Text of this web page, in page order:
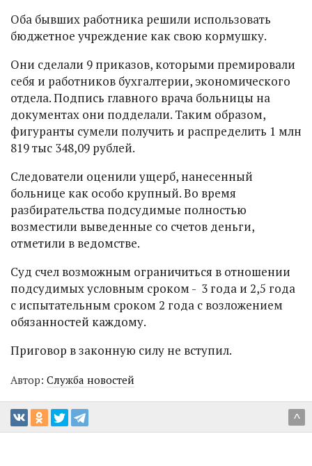
Оба бывших работника решили использовать
бюджетное учреждение как свою кормушку.
Они сделали 9 приказов, которыми премировали
себя и работников бухгалтерии, экономического
отдела. Подпись главного врача больницы на
документах они подделали. Таким образом,
фигуранты сумели получить и распределить 1 млн
819 тыс 348,09 рублей.
Следователи оценили ущерб, нанесенный
больнице как особо крупный. Во время
разбирательства подсудимые полностью
возместили выведенные со счетов деньги,
отметили в ведомстве.
Суд счел возможным ограничиться в отношении
подсудимых условным сроком - 3 года и 2,5 года
с испытательным сроком 2 года с возложением
обязанностей каждому.
Приговор в законную силу не вступил.
Автор: Служба новостей
^